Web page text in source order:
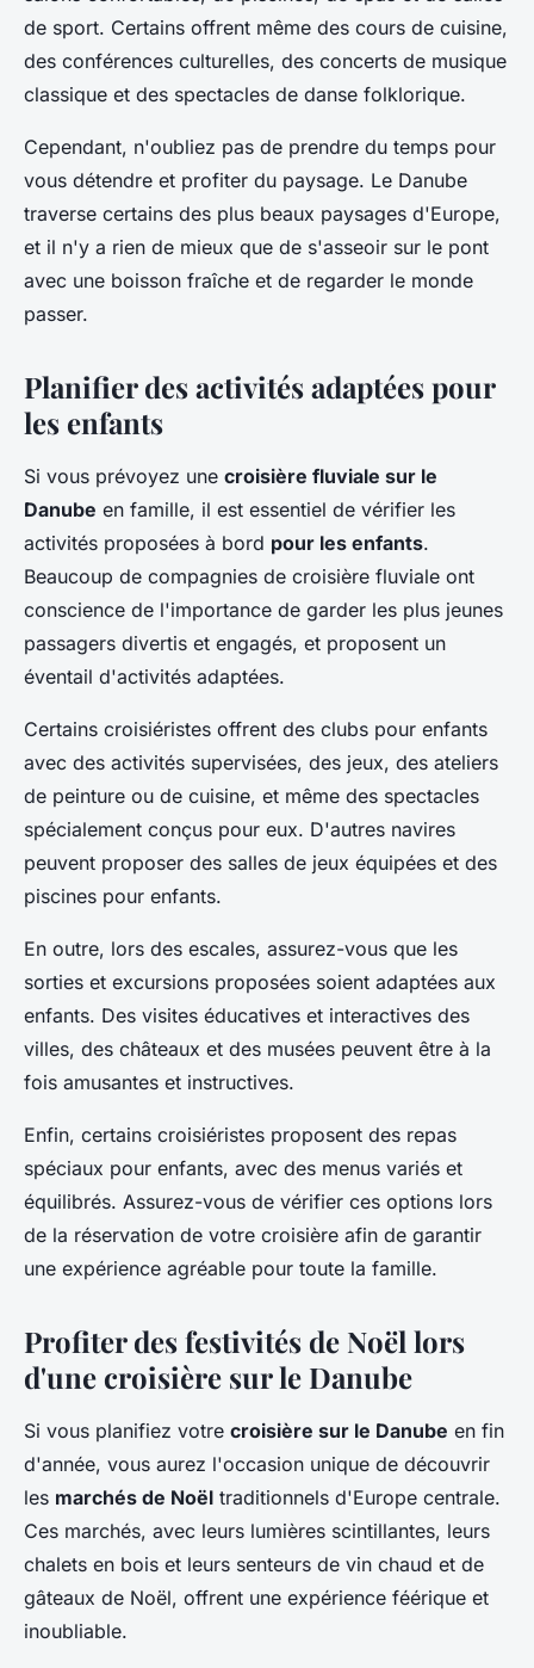
de sport. Certains offrent même des cours de cuisine,
des conférences culturelles, des concerts de musique
classique et des spectacles de danse folklorique.
Cependant, n'oubliez pas de prendre du temps pour
vous détendre et profiter du paysage. Le Danube
traverse certains des plus beaux paysages d'Europe,
et il n'y a rien de mieux que de s'asseoir sur le pont
avec une boisson fraîche et de regarder le monde
passer.
Planifier des activités adaptées pour
les enfants
Si vous prévoyez une croisière fluviale sur le
Danube en famille, il est essentiel de vérifier les
activités proposées à bord pour les enfants.
Beaucoup de compagnies de croisière fluviale ont
conscience de l'importance de garder les plus jeunes
passagers divertis et engagés, et proposent un
éventail d'activités adaptées.
Certains croisiéristes offrent des clubs pour enfants
avec des activités supervisées, des jeux, des ateliers
de peinture ou de cuisine, et même des spectacles
spécialement conçus pour eux. D'autres navires
peuvent proposer des salles de jeux équipées et des
piscines pour enfants.
En outre, lors des escales, assurez-vous que les
sorties et excursions proposées soient adaptées aux
enfants. Des visites éducatives et interactives des
villes, des châteaux et des musées peuvent être à la
fois amusantes et instructives.
Enfin, certains croisiéristes proposent des repas
spéciaux pour enfants, avec des menus variés et
équilibrés. Assurez-vous de vérifier ces options lors
de la réservation de votre croisière afin de garantir
une expérience agréable pour toute la famille.
Profiter des festivités de Noël lors
d'une croisière sur le Danube
Si vous planifiez votre croisière sur le Danube en fin
d'année, vous aurez l'occasion unique de découvrir
les marchés de Noël traditionnels d'Europe centrale.
Ces marchés, avec leurs lumières scintillantes, leurs
chalets en bois et leurs senteurs de vin chaud et de
gâteaux de Noël, offrent une expérience féérique et
inoubliable.